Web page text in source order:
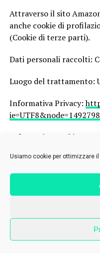
Usiamo cookie per ottimizzare
Attraverso il sito
anche cookie di
(Cookie di terze parti).
Dati personali raccolti:
Luogo del trattamento:
Informativa Privacy:
Informativa Cookie:
nodeId=201890250
Come specificato nella
contenuti”, sul Sito è
agli articoli. In questo
specifico consenso al